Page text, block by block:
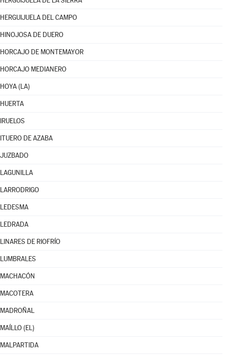
HERGUIJUELA DEL CAMPO
HINOJOSA DE DUERO
HORCAJO DE MONTEMAYOR
HORCAJO MEDIANERO
HOYA (LA)
HUERTA
IRUELOS
ITUERO DE AZABA
JUZBADO
LAGUNILLA
LARRODRIGO
LEDESMA
LEDRADA
LINARES DE RIOFRÍO
LUMBRALES
MACHACÓN
MACOTERA
MADROÑAL
MAÍLLO (EL)
MALPARTIDA